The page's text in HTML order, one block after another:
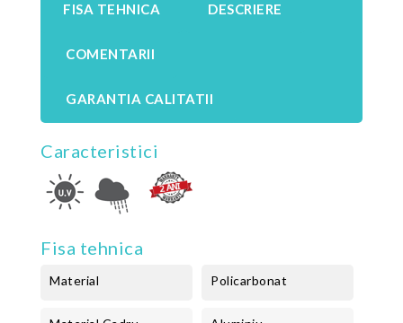
FISA TEHNICA DESCRIERE
COMENTARII
GARANTIA CALITATII
Caracteristici
Fisa tehnica
Material Policarbonat